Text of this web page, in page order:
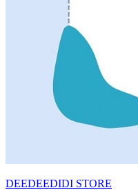
DEEDEEDIDI STORE